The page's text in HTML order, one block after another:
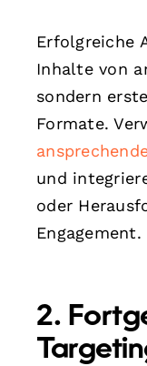
Erfolgreiche
Inhalte von
sondern
Formate.
und
oder
Engagement.
2.